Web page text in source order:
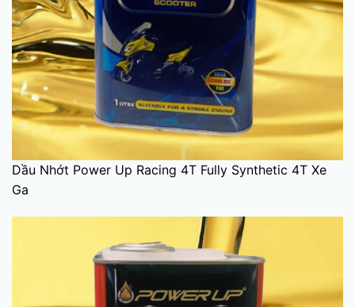
Dầu Nhớt Power Up Racing 4T Fully Synthetic 4T Xe
Ga